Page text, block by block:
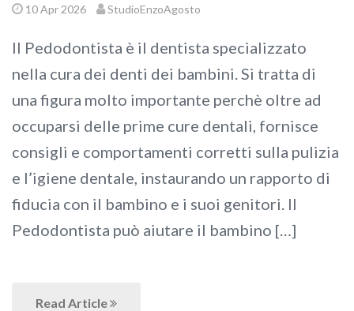
10 Apr 2026 StudioEnzoAgosto
Il Pedodontista è il dentista specializzato
nella cura dei denti dei bambini. Si tratta di
una figura molto importante perchè oltre ad
occuparsi delle prime cure dentali, fornisce
consigli e comportamenti corretti sulla pulizia
e l’igiene dentale, instaurando un rapporto di
fiducia con il bambino e i suoi genitori. Il
Pedodontista può aiutare il bambino […]
Read Article